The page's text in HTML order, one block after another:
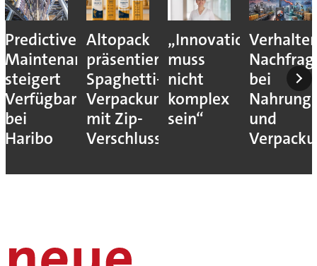
Predictive
Maintenance
steigert
Verfügbarkeit
bei
Haribo
Altopack
präsentiert
Spaghetti-
Verpackung
mit Zip-
Verschluss
„Innovation
muss
nicht
komplex
sein“
bei
und